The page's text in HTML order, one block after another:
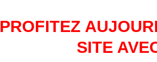
PROFITEZ
SITE